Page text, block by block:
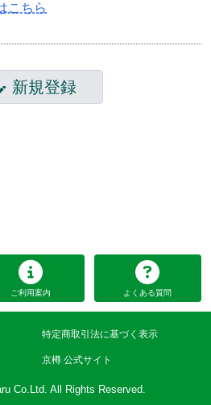
こちら
新規登録
ご利用案内 よくある質問
特定商取引法に基づく表示
京樽 公式サイト
Co.Ltd. All Rights Reserved.